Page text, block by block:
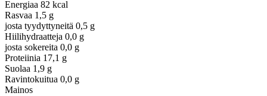
Energiaa 82 kcal
Rasvaa 1,5 g
josta tyydyttyneitä 0,5 g
Hiilihydraatteja 0,0 g
josta sokereita 0,0 g
Proteiinia 17,1 g
Suolaa 1,9 g
Ravintokuitua 0,0 g
Mainos